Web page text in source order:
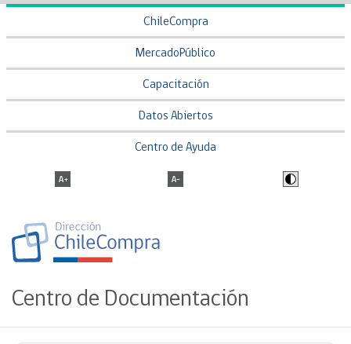
ChileCompra
MercadoPúblico
Capacitación
Datos Abiertos
Centro de Ayuda
Centro de Documentación